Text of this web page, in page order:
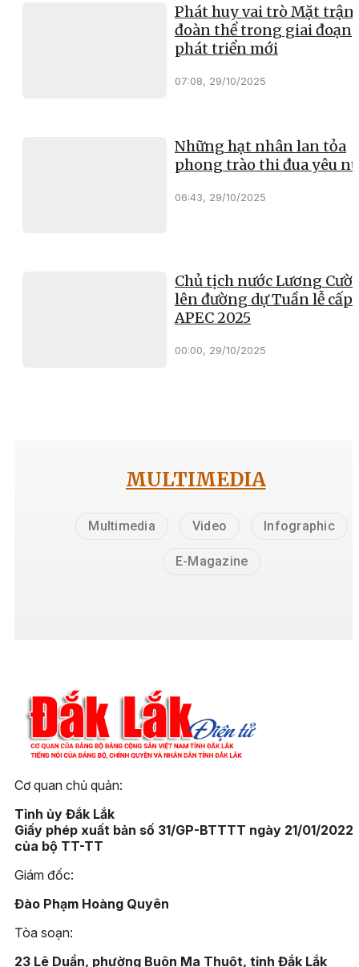
Phát huy vai trò Mặt trận
đoàn thể trong giai đoạn
phát triển mới
07:08, 29/10/2025
Những hạt nhân lan tỏa
phong trào thi đua yêu
06:43, 29/10/2025
Chủ tịch nước Lương
lên đường dự Tuần lễ cấp
APEC 2025
00:00, 29/10/2025
MULTIMEDIA
Multimedia Video Infographic
E-Magazine
Cơ quan chủ quản:
Tỉnh ủy Đắk Lắk
Giấy phép xuất bản số 31/GP-BTTTT ngày 21/01/2022
của bộ TT-TT
Giám đốc:
Đào Phạm Hoàng Quyên
Tòa soạn:
23 Lê Duẩn, phường Buôn Ma Thuột, tỉnh Đắk Lắk